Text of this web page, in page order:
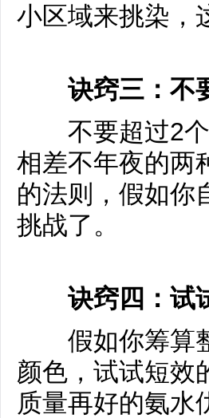
小区域来挑染，
诀窍三：不
不要超过2个
相差不年夜的两
的法则，假如你
挑战了。
诀窍四：试
假如你筹算整
颜色，试试短效
质量再好的氨水